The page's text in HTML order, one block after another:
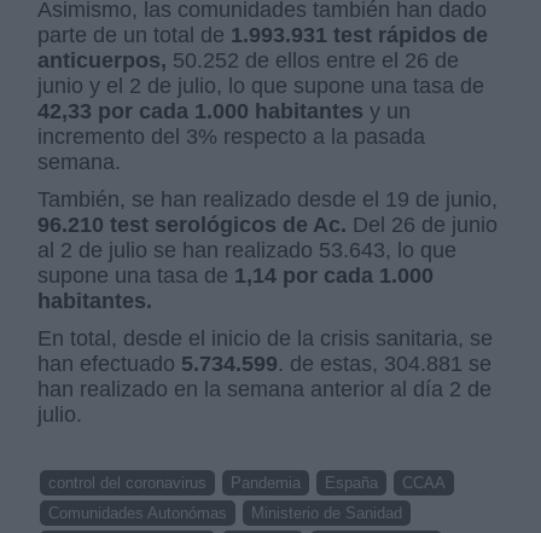
Asimismo, las comunidades también han dado
parte de un total de 1.993.931 test rápidos de
anticuerpos, 50.252 de ellos entre el 26 de
junio y el 2 de julio, lo que supone una tasa de
42,33 por cada 1.000 habitantes y un
incremento del 3% respecto a la pasada
semana.
También, se han realizado desde el 19 de junio,
96.210 test serológicos de Ac. Del 26 de junio
al 2 de julio se han realizado 53.643, lo que
supone una tasa de 1,14 por cada 1.000
habitantes.
En total, desde el inicio de la crisis sanitaria, se
han efectuado 5.734.599. de estas, 304.881 se
han realizado en la semana anterior al día 2 de
julio.
control del coronavirus Pandemia España
CCAA
Comunidades Autonómas
Ministerio de Sanidad